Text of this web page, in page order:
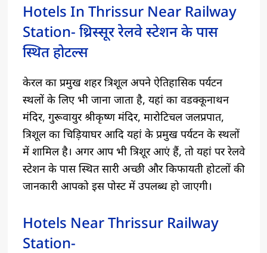
Hotels In Thrissur Near Railway
Station- थ्रिस्सूर रेलवे स्टेशन के पास
स्थित होटल्स
केरल का प्रमुख शहर त्रिशूल अपने ऐतिहासिक पर्यटन
स्थलों के लिए भी जाना जाता है, यहां का वडक्कूनाथन
मंदिर, गुरूवायुर श्रीकृष्ण मंदिर, मारोटिचल जलप्रपात,
त्रिशूल का चिड़ियाघर आदि यहां के प्रमुख पर्यटन के स्थलों
में शामिल है। अगर आप भी त्रिशूर आएं हैं, तो यहां पर रेलवे
स्टेशन के पास स्थित सारी अच्छी और किफायती होटलों की
जानकारी आपको इस पोस्ट में उपलब्ध हो जाएगी।
Hotels Near Thrissur Railway
Station-